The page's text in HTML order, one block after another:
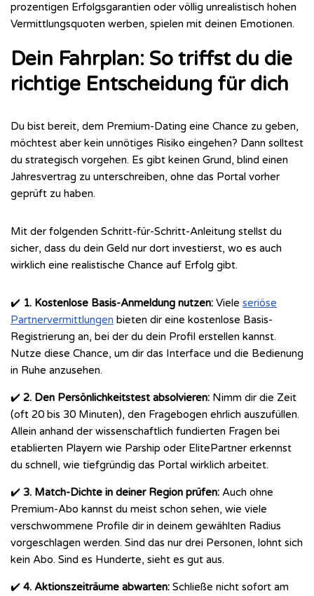
prozentigen Erfolgsgarantien oder völlig unrealistisch hohen
Vermittlungsquoten werben, spielen mit deinen Emotionen.
Dein Fahrplan: So triffst du die
richtige Entscheidung für dich
Du bist bereit, dem Premium-Dating eine Chance zu geben,
möchtest aber kein unnötiges Risiko eingehen? Dann solltest
du strategisch vorgehen. Es gibt keinen Grund, blind einen
Jahresvertrag zu unterschreiben, ohne das Portal vorher
geprüft zu haben.
Mit der folgenden Schritt-für-Schritt-Anleitung stellst du
sicher, dass du dein Geld nur dort investierst, wo es auch
wirklich eine realistische Chance auf Erfolg gibt.
✔️ 1. Kostenlose Basis-Anmeldung nutzen: Viele seriöse
Partnervermittlungen bieten dir eine kostenlose Basis-
Registrierung an, bei der du dein Profil erstellen kannst.
Nutze diese Chance, um dir das Interface und die Bedienung
in Ruhe anzusehen.
✔️ 2. Den Persönlichkeitstest absolvieren: Nimm dir die Zeit
(oft 20 bis 30 Minuten), den Fragebogen ehrlich auszufüllen.
Allein anhand der wissenschaftlich fundierten Fragen bei
etablierten Playern wie Parship oder ElitePartner erkennst
du schnell, wie tiefgründig das Portal wirklich arbeitet.
✔️ 3. Match-Dichte in deiner Region prüfen: Auch ohne
Premium-Abo kannst du meist schon sehen, wie viele
verschwommene Profile dir in deinem gewählten Radius
vorgeschlagen werden. Sind das nur drei Personen, lohnt sich
kein Abo. Sind es Hunderte, sieht es gut aus.
✔️ 4. Aktionszeiträume abwarten: Schließe nicht sofort am